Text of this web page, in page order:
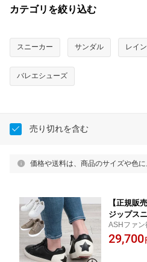
カテゴリを絞り込む
スニーカー サンダル レイ
バレエシューズ
売り切れを含む
価格や送料は、商品のサイズや色
【正規販
ジップス
シューズ
ァスナー
ASHファン
ップスニー
活躍するこ
29,700